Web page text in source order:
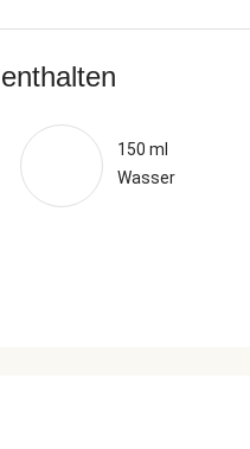
150 ml
Wasser